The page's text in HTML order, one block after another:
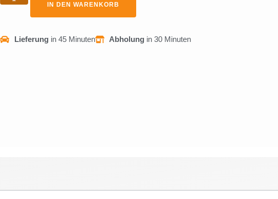
IN DEN WARENKORB
Lieferung in 45 Minuten Abholung in 30 Minuten